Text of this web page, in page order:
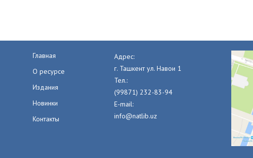
Главная
О ресурсе
Издания
Новинки
Контакты
Адрес:
г. Ташкент ул. Навои 1
Тел.:
(99871) 232-83-94
E-mail:
info@natlib.uz